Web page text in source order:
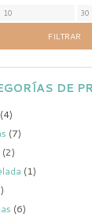
FILTRAR
DE
(4)
(7)
(2)
(1)
(6)